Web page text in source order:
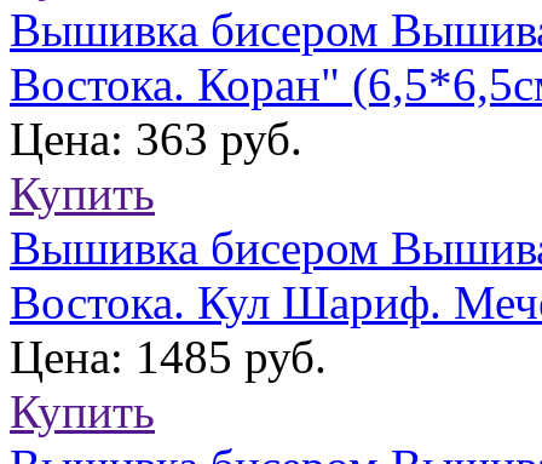
Вышивка бисером
Востока. Коран"
Цена: 363 руб.
Купить
Вышивка бисером
Востока. Кул Шариф.
Цена: 1485 руб.
Купить